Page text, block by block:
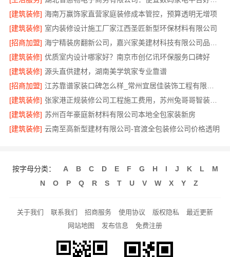
[建筑装修] 海南万赢饰家直营家庭装修成本管控，预算透明无增项
[建筑装修] 室内装修设计施工厂家江西圣匠新型环保材料有限公司
[招商加盟]
[建筑装修] 优质室内设计哪家好？南京市创亿讯环保服务口碑好
[建筑装修] 源头直供建材，湖南美学筑家专业靠谱
[招商加盟]
[建筑装修]
张家港正规装修公司工程施工费用，苏州兔哥哥智装透明报价
[建筑装修] 苏州百年豪庭新材料有限公司本地全包家装新房
[建筑装修] 云南至高新型建材有限公司-官渡全包装修公司价格透明
按字母分类： A B C D E F G H I J K L
M
N
O P Q R S T U V W X Y Z
关于我们 联系我们 招商服务 使用协议 版权隐私
最近更新
网站地图
发布信息 免费注册